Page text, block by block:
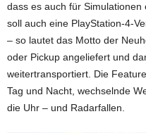
dass es auch für
soll auch eine PlayStation-4-
– so lautet das Motto der
oder Pickup angeliefert und
weitertransportiert. Die
Tag und Nacht, wechselnde
die Uhr – und Radarfallen.